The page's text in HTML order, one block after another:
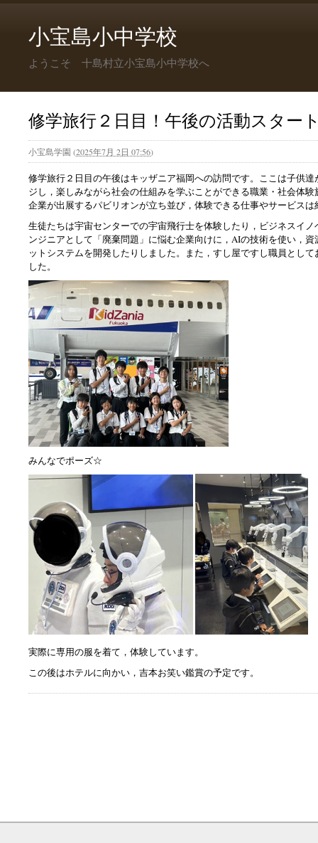
小宝島小中学校
ようこそ 十島村立小宝島小中学校へ
修学旅行２日目！午後の活動スター
小宝島学園 (2025年7月 2日 07:56)
修学旅行２日目の午後はキッザニア福岡への訪問です。ここは子供
ジし，楽しみながら社会の仕組みを学ぶことができる職業・社会体
企業が出展するパビリオンが立ち並び，体験できる仕事やサービスは
生徒たちは宇宙センターでの宇宙飛行士を体験したり，ビジネスイ
ンジニアとして「廃棄問題」に悩む企業向けに，AIの技術を使い，
ットシステムを開発したりしました。また，すし屋ですし職員とし
した。
みんなでポーズ☆
実際に専用の服を着て，体験しています。
この後はホテルに向かい，吉本お笑い鑑賞の予定です。